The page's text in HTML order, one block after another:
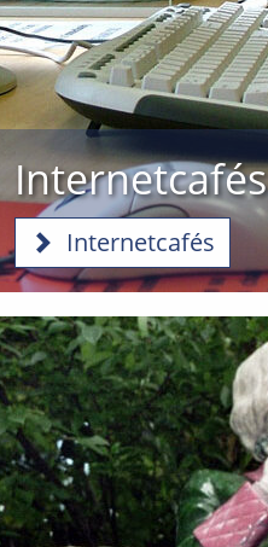
Internetcafés
Internetcafés